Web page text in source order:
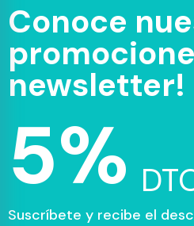
Conoce
newsletter!
5%
Suscríbete y recibe el